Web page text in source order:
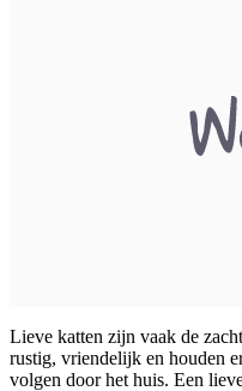
Lieve katten zijn vaak de
rustig, vriendelijk en houden
volgen door het huis. Een